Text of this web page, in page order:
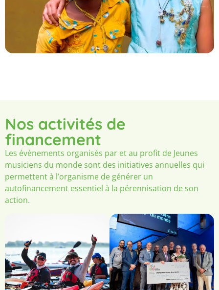
Nos activités de
financement
Les évènements organisés par et au profit de Jeunes
musiciens du monde sont des initiatives annuelles qui
permettent à l’organisme de générer un
autofinancement essentiel à la pérennisation de son
action.